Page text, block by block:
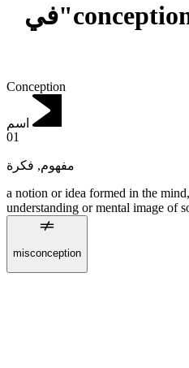
تعريف ومعنى "conception"في
Conception
اسم
01
مفهوم, فكرة
a notion or idea formed in the
understanding or mental image of
misconception